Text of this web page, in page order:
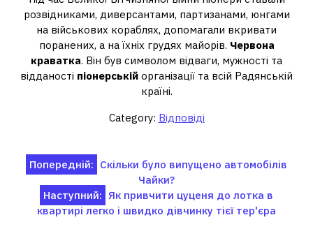
розвідниками, диверсантами, партизанами, юнгами
на військових кораблях, допомагали вкривати
поранених, а на їхніх грудях майорів. Червона
краватка. Він був символом відваги, мужності та
відданості піонерській організації та всій Радянській
країні.
Category: Відповіді
Навігація
записів
Попередній: Скільки було випущено автомобілів
Чайки?
Наступний: Як привчити цуценя до лотка в
квартирі легко і швидко дівчинку тієї тер'єра